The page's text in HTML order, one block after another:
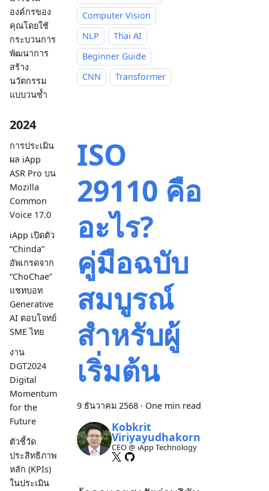
องค์กรของ
คุณโดยใช้
กระบวนการ
พัฒนาการ
สร้าง
นวัตกรรม
แบบวนซ้ำ
2024
การประเมิน
ผล iApp
ASR Pro บน
Mozilla
Common
Voice 17.0
iApp เปิดตัว
“Chinda”
อัพเกรดจาก
“ChoChae”
แชทบอท
Generative
AI ตอบโจทย์
SME ไทย
งาน
DGT2024
Digital
Momentum
for the
Future
ตัวชี้วัด
ประสิทธิภาพ
หลัก (KPIs)
ในประเมิน
Computer Vision
NLP
Thai AI
Beginner Guide
CNN
Transformer
ISO
29110 คือ
อะไร?
คู่มือฉบับ
สมบูรณ์
สำหรับผู้
เริ่มต้น
9 ธันวาคม 2568 · One min read
Kobkrit
Viriyayudhakorn
CEO @ iApp Technology